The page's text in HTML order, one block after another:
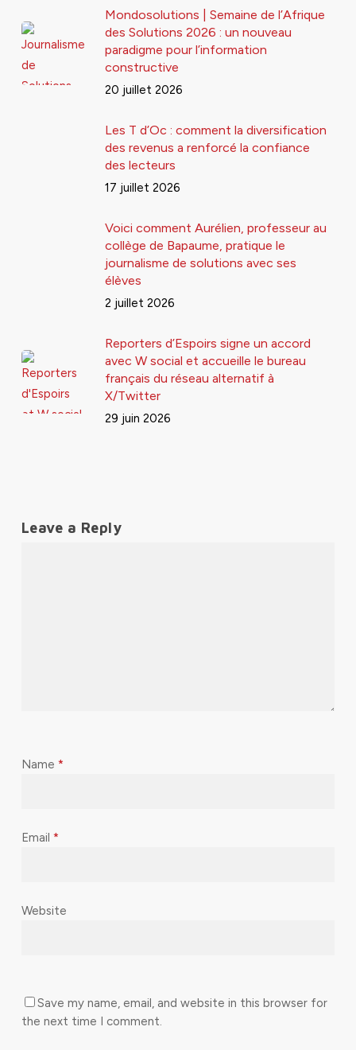
Mondosolutions | Semaine de l’Afrique
des Solutions 2026 : un nouveau
paradigme pour l’information
constructive
20 juillet 2026
Les T d’Oc : comment la diversification
des revenus a renforcé la confiance
des lecteurs
17 juillet 2026
Voici comment Aurélien, professeur au
collège de Bapaume, pratique le
journalisme de solutions avec ses
élèves
2 juillet 2026
Reporters d’Espoirs signe un accord
avec W social et accueille le bureau
français du réseau alternatif à
X/Twitter
29 juin 2026
Leave a Reply
Name *
Email *
Website
Save my name, email, and website in this browser for
the next time I comment.